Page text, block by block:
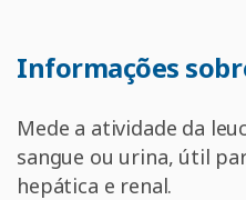
Informações
Mede a atividade da
sangue ou urina, útil
hepática e renal.